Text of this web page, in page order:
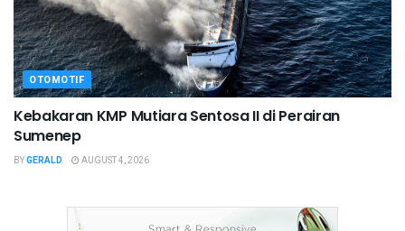
OTOMOTIF
Kebakaran KMP Mutiara Sentosa II di Perairan
Sumenep
BYGERALD AUGUST 4, 2026